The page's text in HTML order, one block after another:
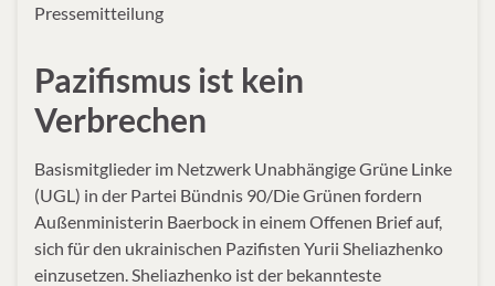
Pressemitteilung
Pazifismus ist kein
Verbrechen
Basismitglieder im Netzwerk Unabhängige Grüne Linke
(UGL) in der Partei Bündnis 90/Die Grünen fordern
Außenministerin Baerbock in einem Offenen Brief auf,
sich für den ukrainischen Pazifisten Yurii Sheliazhenko
einzusetzen. Sheliazhenko ist der bekannteste